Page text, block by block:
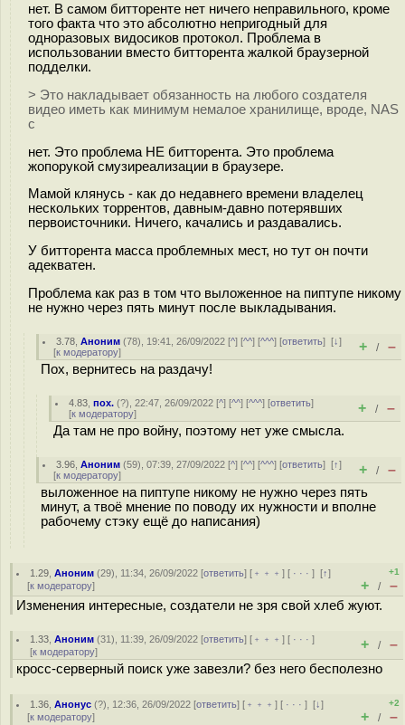
нет. В самом битторенте нет ничего неправильного, кроме
того факта что это абсолютно непригодный для
одноразовых видосиков протокол. Проблема в
использовании вместо битторента жалкой браузерной
подделки.
> Это накладывает обязанность на любого создателя
видео иметь как минимум немалое хранилище, вроде, NAS
с
нет. Это проблема НЕ битторента. Это проблема
жопорукой смузиреализации в браузере.
Мамой клянусь - как до недавнего времени владелец
нескольких торрентов, давным-давно потерявших
первоисточники. Ничего, качались и раздавались.
У битторента масса проблемных мест, но тут он почти
адекватен.
Проблема как раз в том что выложенное на пиптупе никому
не нужно через пять минут после выкладывания.
3.78 ,Аноним (78), 19:41, 26/09/2022 [^] [^^] [^^^] [ответить][↓]
[к модератору] + / –
Пох, вернитесь на раздачу!
4.83 ,пох. (?), 22:47, 26/09/2022 [^] [^^] [^^^] [ответить]
[к модератору] + / –
Да там не про войну, поэтому нет уже смысла.
3.96 ,Аноним (59), 07:39, 27/09/2022 [^] [^^] [^^^] [ответить][↑]
[к модератору] + / –
выложенное на пиптупе никому не нужно через пять
минут, а твоё мнение по поводу их нужности и вполне
рабочему стэку ещё до написания)
1.29 ,Аноним (29), 11:34, 26/09/2022 [ответить] [ ﹢﹢﹢] [ · · ·][↑]
[к модератору]
+1
+ / –
Изменения интересные, создатели не зря свой хлеб жуют.
1.33 ,Аноним (31), 11:39, 26/09/2022 [ответить] [ ﹢﹢﹢] [ · · ·]
[к модератору] + / –
кросс-серверный поиск уже завезли? без него бесполезно
1.36 ,Анонус (?), 12:36, 26/09/2022 [ответить] [ ﹢﹢﹢] [ · · ·][↓]
[к модератору]
+2
+ / –